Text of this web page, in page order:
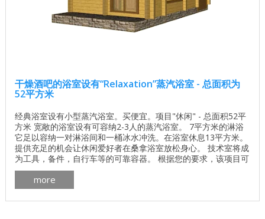
干燥酒吧的浴室设有“Relaxation”蒸汽浴室 - 总面积为
52平方米
经典浴室设有小型蒸汽浴室。买便宜。项目"休闲" - 总面积52平
方米 宽敞的浴室设有可容纳2-3人的蒸汽浴室。 7平方米的淋浴
它足以容纳一对淋浴间和一桶冰水冲洗。在浴室休息13平方米。
提供充足的机会让休闲爱好者在桑拿浴室放松身心。 技术室将成
为工具，备件，自行车等的可靠容器。 根据您的要求，该项目可
以用圆形木材，异型钢筋或胶合层压木材建造。您还可以更改场
所的布局，组合或扩展。 洗澡计划： ...
more